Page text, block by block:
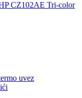
CZ102AE Tri-color
uvez